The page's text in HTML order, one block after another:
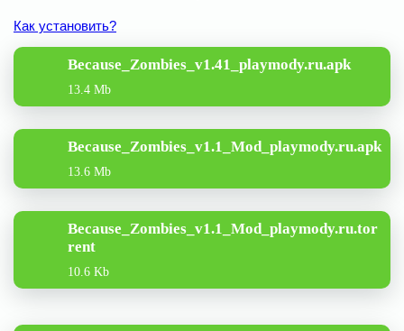
Как установить?
Because_Zombies_v1.41_playmody.ru.apk
13.4 Mb
Because_Zombies_v1.1_Mod_playmody.ru.apk
13.6 Mb
Because_Zombies_v1.1_Mod_playmody.ru.tor
rent
10.6 Kb